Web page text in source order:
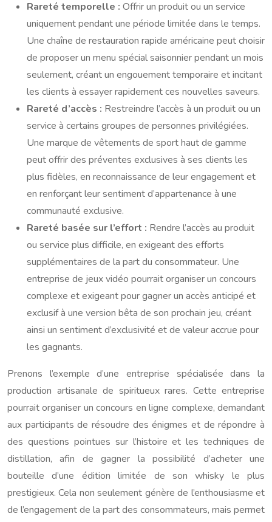
Rareté temporelle : Offrir un produit ou un service
uniquement pendant une période limitée dans le temps.
Une chaîne de restauration rapide américaine peut choisir
de proposer un menu spécial saisonnier pendant un mois
seulement, créant un engouement temporaire et incitant
les clients à essayer rapidement ces nouvelles saveurs.
Rareté d’accès : Restreindre l’accès à un produit ou un
service à certains groupes de personnes privilégiées.
Une marque de vêtements de sport haut de gamme
peut offrir des préventes exclusives à ses clients les
plus fidèles, en reconnaissance de leur engagement et
en renforçant leur sentiment d’appartenance à une
communauté exclusive.
Rareté basée sur l’effort : Rendre l’accès au produit
ou service plus difficile, en exigeant des efforts
supplémentaires de la part du consommateur. Une
entreprise de jeux vidéo pourrait organiser un concours
complexe et exigeant pour gagner un accès anticipé et
exclusif à une version bêta de son prochain jeu, créant
ainsi un sentiment d’exclusivité et de valeur accrue pour
les gagnants.
Prenons l’exemple d’une entreprise spécialisée dans la
production artisanale de spiritueux rares. Cette entreprise
pourrait organiser un concours en ligne complexe, demandant
aux participants de résoudre des énigmes et de répondre à
des questions pointues sur l’histoire et les techniques de
distillation, afin de gagner la possibilité d’acheter une
bouteille d’une édition limitée de son whisky le plus
prestigieux. Cela non seulement génère de l’enthousiasme et
de l’engagement de la part des consommateurs, mais permet